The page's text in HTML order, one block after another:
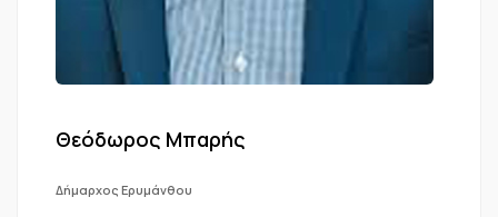
Θεόδωρος Μπαρής
Δήμαρχος Ερυμάνθου